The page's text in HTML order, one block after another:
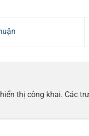
thị công khai. Các